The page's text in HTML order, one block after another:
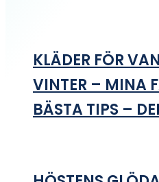
KLÄDER FÖR
VINTER – MINA
BÄSTA TIPS –